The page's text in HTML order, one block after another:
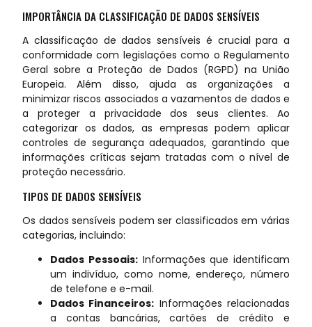
IMPORTÂNCIA DA CLASSIFICAÇÃO DE DADOS SENSÍVEIS
A classificação de dados sensíveis é crucial para a
conformidade com legislações como o Regulamento
Geral sobre a Proteção de Dados (RGPD) na União
Europeia. Além disso, ajuda as organizações a
minimizar riscos associados a vazamentos de dados e
a proteger a privacidade dos seus clientes. Ao
categorizar os dados, as empresas podem aplicar
controles de segurança adequados, garantindo que
informações críticas sejam tratadas com o nível de
proteção necessário.
TIPOS DE DADOS SENSÍVEIS
Os dados sensíveis podem ser classificados em várias
categorias, incluindo:
Dados Pessoais:Informações que identificam
um indivíduo, como nome, endereço, número
de telefone e e-mail.
Dados Financeiros: Informações relacionadas
a contas bancárias, cartões de crédito e